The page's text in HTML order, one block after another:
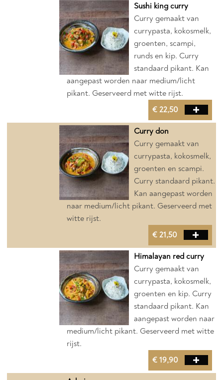
Sushi king curry
Curry gemaakt van
currypasta, kokosmelk,
groenten, scampi,
runds en kip. Curry
standaard pikant. Kan
aangepast worden naar medium/licht
pikant. Geserveerd met witte rijst.
€ 22,50
Curry don
Curry gemaakt van
currypasta, kokosmelk,
groenten en scampi.
Curry standaard pikant.
Kan aangepast worden
naar medium/licht pikant. Geserveerd met
witte rijst.
€ 21,50
Himalayan red curry
Curry gemaakt van
currypasta, kokosmelk,
groenten en kip. Curry
standaard pikant. Kan
aangepast worden naar
medium/licht pikant. Geserveerd met witte
rijst.
€ 19,90